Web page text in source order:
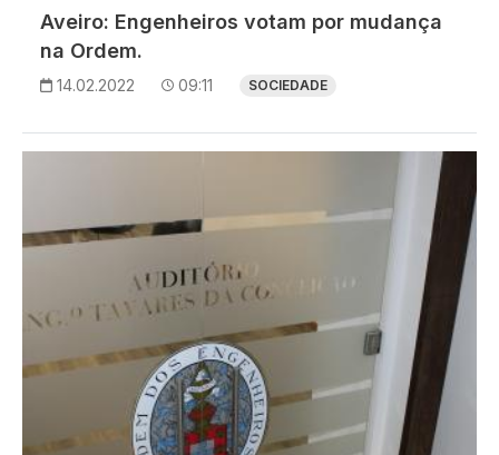
Aveiro: Engenheiros votam por mudança
na Ordem.
14.02.2022 09:11 SOCIEDADE